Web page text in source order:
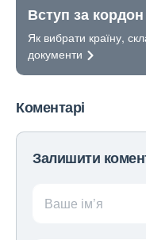
Вступ за кордон
Як вибрати країну,
документи
Коментарі
Залишити
Ваше ім’я